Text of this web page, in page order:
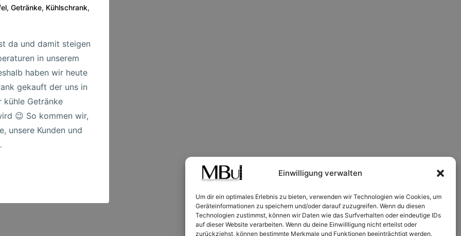
Einwilligung verwalten
Um dir ein optimales Erlebnis zu bieten, verwenden wir Technologien wie Cookies, um
Geräteinformationen zu speichern und/oder darauf zuzugreifen. Wenn du diesen
Technologien zustimmst, können wir Daten wie das Surfverhalten oder eindeutige IDs
auf dieser Website verarbeiten. Wenn du deine Einwillligung nicht erteilst oder
zurückziehst, können bestimmte Merkmale und Funktionen beeinträchtigt werden.
, Getränke, Kühlschrank,
da und damit steigen
in unserem
haben wir heute
gekauft der uns in
kühle Getränke
😉 So kommen wir,
unsere Kunden und